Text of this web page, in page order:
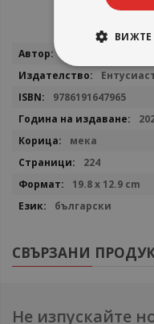
Повече
информация
9786191647965
мека
224
19.8 x 12.9 cm
български
СВЪРЗАНИ
Не изпускайте